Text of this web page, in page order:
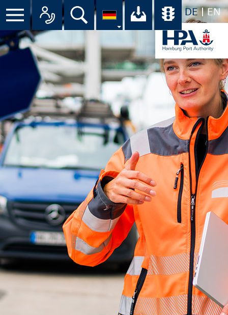
DE EN
Menü Alle Ansprechpartner im
Suche Ihr Download-